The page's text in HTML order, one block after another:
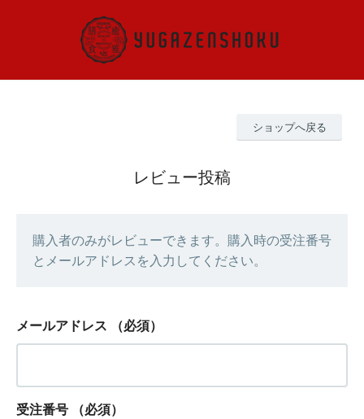
ショップへ戻る
レビュー投稿
購入者のみがレビューできます。購入時の受注番号
とメールアドレスを入力してください。
メールアドレス （必須）
受注番号 （必須）